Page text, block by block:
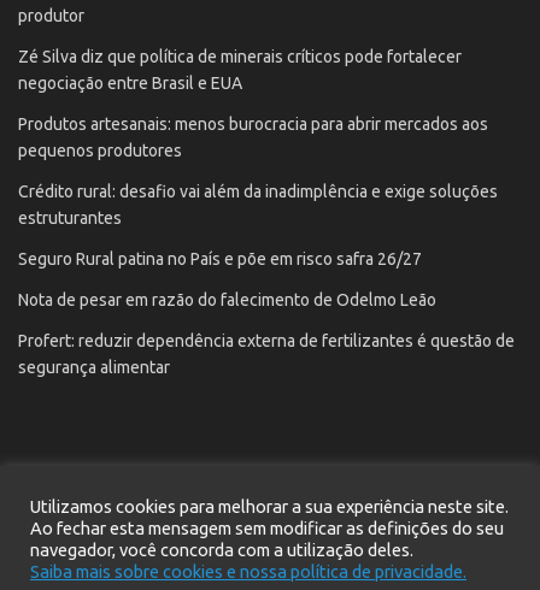
produtor
Zé Silva diz que política de minerais críticos pode fortalecer
negociação entre Brasil e EUA
Produtos artesanais: menos burocracia para abrir mercados aos
pequenos produtores
Crédito rural: desafio vai além da inadimplência e exige soluções
estruturantes
Seguro Rural patina no País e põe em risco safra 26/27
Nota de pesar em razão do falecimento de Odelmo Leão
Profert: reduzir dependência externa de fertilizantes é questão de
segurança alimentar
Início Notícias Contato
Cadastre seu e-mail
Política de privacidade
Utilizamos cookies para melhorar a sua experiência neste site.
Ao fechar esta mensagem sem modificar as definições do seu
navegador, você concorda com a utilização deles.
Saiba mais sobre cookies e nossa política de privacidade.